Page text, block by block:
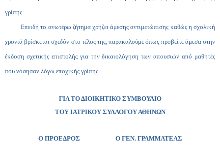
γρίπης.
Επειδή το ανωτέρω ζήτημα χρήζει άμεσης αντιμετώπισης καθώς η σχολική
χρονιά βρίσκεται σχεδόν στο τέλος της, παρακαλούμε όπως προβείτε άμεσα στην
έκδοση σχετικής επιστολής για την δικαιολόγηση των απουσιών από μαθητές
που νόσησαν λόγω εποχικής γρίπης.
ΓΙΑ ΤΟ ΔΙΟΙΚΗΤΙΚΟ ΣΥΜΒΟΥΛΙΟ
ΤΟΥ ΙΑΤΡΙΚΟΥ ΣΥΛΛΟΓΟΥ ΑΘΗΝΩΝ
Ο ΠΡΟΕΔΡΟΣ Ο ΓΕΝ. ΓΡΑΜΜΑΤΕΑΣ